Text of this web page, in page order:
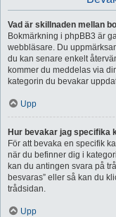
Vad är skillnaden mellan
Bokmärkning i phpBB3 är
webbläsare. Du
du kan senare enkelt
kommer du meddelas via
kategorin du bevakar
Upp
Hur bevakar jag specifika
För att bevaka en specifik
när du befinner dig i
kan du antingen svara på
besvaras” eller så kan du
trådsidan.
Upp